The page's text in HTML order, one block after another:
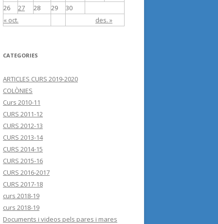
« oct. des. »
26
27 28 29 30
CATEGORIES
ARTICLES CURS 2019-2020
COLÒNIES
Curs 2010-11
CURS 2011-12
CURS 2012-13
CURS 2013-14
CURS 2014-15
CURS 2015-16
CURS 2016-2017
CURS 2017-18
curs 2018-19
curs 2018-19
Documents i videos pels pares i mares